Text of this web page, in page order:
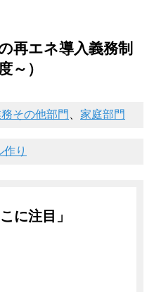
再エネ導入義務制
～）
その他部門 家庭部門
り
に注目」